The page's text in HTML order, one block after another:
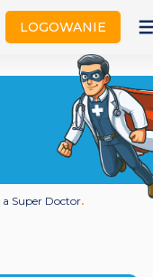
LOGOWANIE
a Super Doctor